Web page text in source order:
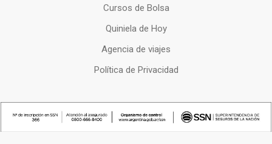
Cursos de Bolsa
Quiniela de Hoy
Agencia de viajes
Política de Privacidad